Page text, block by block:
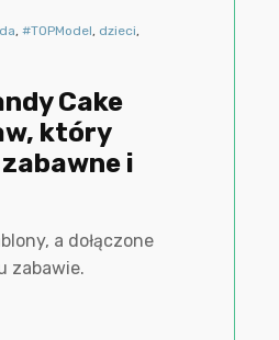
,#TOPModel, dzieci,
Cake
który
i
a dołączone
zabawie.